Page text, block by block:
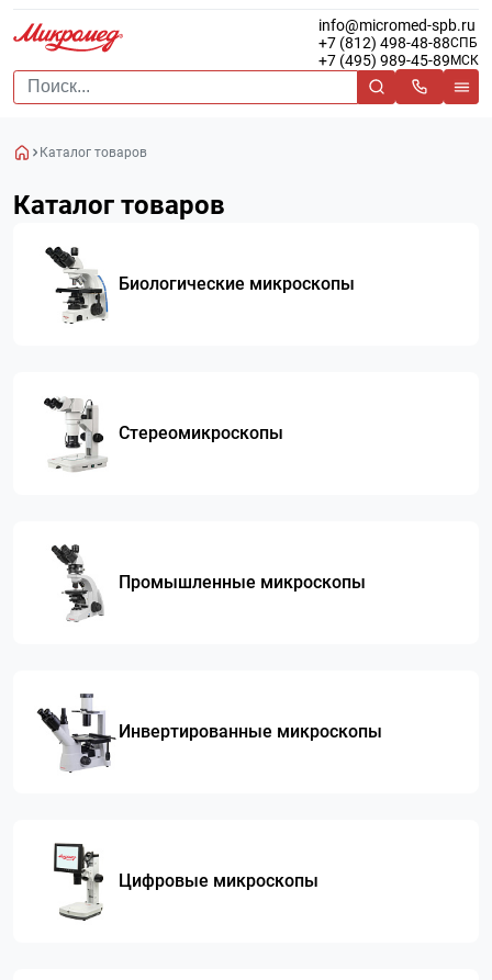
info@micromed-spb.ru
+7 (812) 498-48-88СПБ
+7 (495) 989-45-89 МСК
Каталог товаров
Каталог товаров
Биологические микроскопы
Стереомикроскопы
Промышленные микроскопы
Инвертированные микроскопы
Цифровые микроскопы